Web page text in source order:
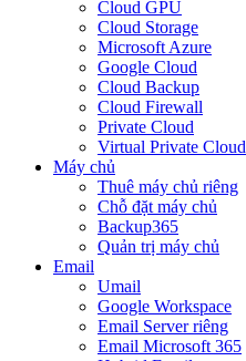
Cloud GPU
Cloud Storage
Microsoft Azure
Google Cloud
Cloud Backup
Cloud Firewall
Private Cloud
Virtual Private Cloud
Máy chủ
Thuê máy chủ riêng
Chỗ đặt máy chủ
Backup365
Quản trị máy chủ
Email
Umail
Google Workspace
Email Server riêng
Email Microsoft 365